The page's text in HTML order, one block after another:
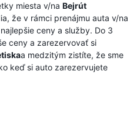
miesta v/na Bejrút
že v rámci prenájmu auta v/na
ceny a služby. Do 3
ceny a zarezervovať si
a medzitým zistíte, že sme
keď si auto zarezervujete